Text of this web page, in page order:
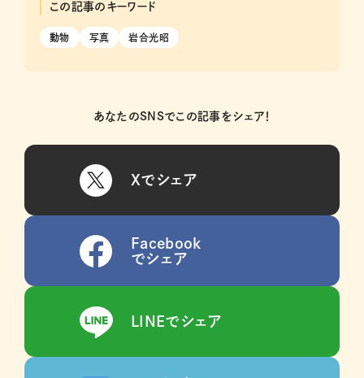
この記事のキーワード
動物 写真 岩合光昭
あなたのSNSでこの記事をシェア！
Xでシェア
Facebook
でシェア
LINEでシェア